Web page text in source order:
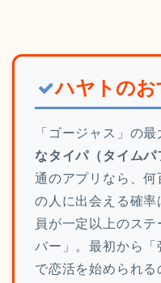
ハヤトのお
「ゴージャス」の
なタイパ（タイムパ
通のアプリなら、
の人に出会える確
員が一定以上のス
バー」。最初から
で恋活を始められ